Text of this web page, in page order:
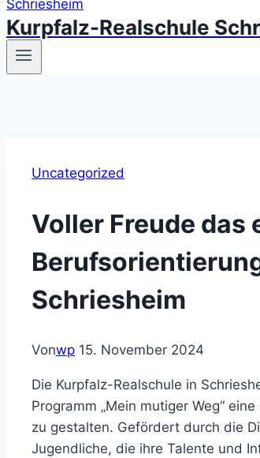
Kurpfalz-Realschule
Uncategorized
Voller Freude das
Schriesheim
Vonwp 15. November 2024
Die Kurpfalz-Realschule in
Programm „Mein mutiger Weg“
zu gestalten. Gefördert durch die
Jugendliche, die ihre Talente und